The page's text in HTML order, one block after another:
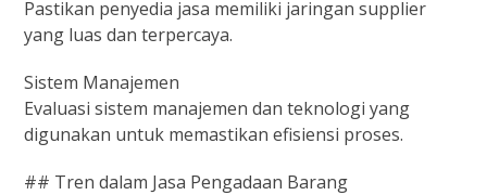
Pastikan penyedia jasa memiliki jaringan supplier
yang luas dan terpercaya.
Sistem Manajemen
Evaluasi sistem manajemen dan teknologi yang
digunakan untuk memastikan efisiensi proses.
## Tren dalam Jasa Pengadaan Barang